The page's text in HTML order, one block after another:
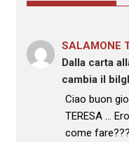
SALAMONE
Dalla carta
cambia il
: “
Ciao buon
TERESA …
come